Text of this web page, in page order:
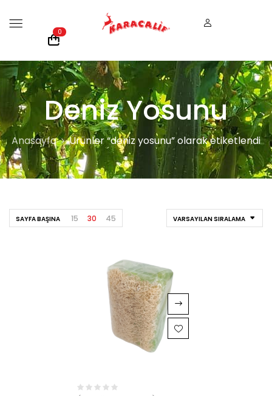
0
Deniz Yosunu
Anasayfa Ürünler “deniz yosunu” olarak etiketlendi
VARSAYILAN SIRALAMA
SAYFA BAŞINA 15 30 45